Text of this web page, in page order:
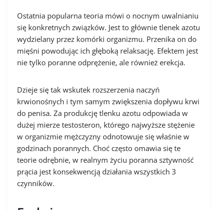
Ostatnia popularna teoria mówi o nocnym uwalnianiu
się konkretnych związków. Jest to głównie tlenek azotu
wydzielany przez komórki organizmu. Przenika on do
mięśni powodując ich głęboką relaksację. Efektem jest
nie tylko poranne odprężenie, ale również erekcja.
Dzieje się tak wskutek rozszerzenia naczyń
krwionośnych i tym samym zwiększenia dopływu krwi
do penisa. Za produkcję tlenku azotu odpowiada w
dużej mierze testosteron, którego najwyższe stężenie
w organizmie mężczyzny odnotowuje się właśnie w
godzinach porannych. Choć często omawia się te
teorie odrębnie, w realnym życiu poranna sztywność
prącia jest konsekwencją działania wszystkich 3
czynników.